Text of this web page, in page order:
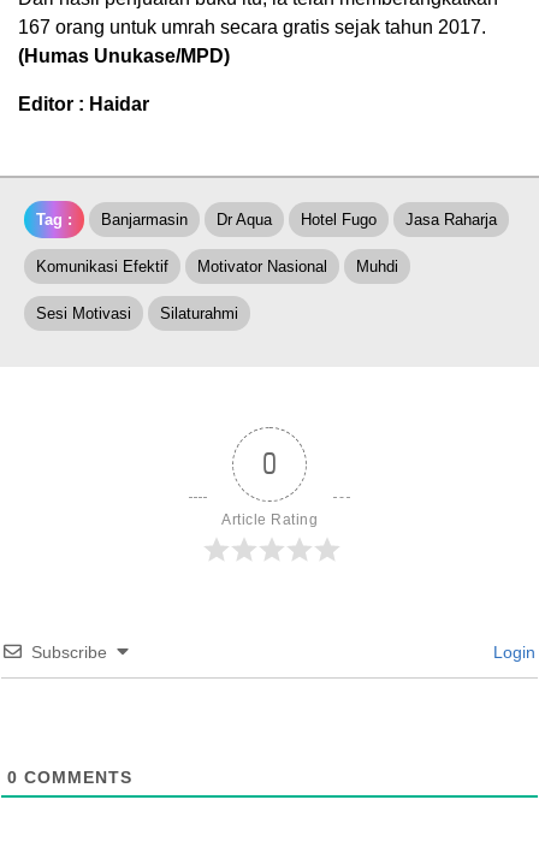
167 orang untuk umrah secara gratis sejak tahun 2017.
(Humas Unukase/MPD)
Editor : Haidar
Tag : Banjarmasin Dr Aqua Hotel Fugo Jasa Raharja
Komunikasi Efektif Motivator Nasional Muhdi
Sesi Motivasi Silaturahmi
0
Article Rating
Subscribe Login
0 COMMENTS